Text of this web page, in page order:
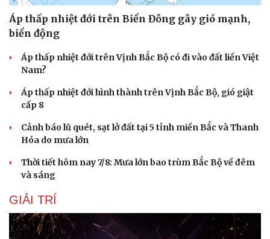
Áp thấp nhiệt đới trên Biển Đông gây gió mạnh,
biển động
Áp thấp nhiệt đới trên Vịnh Bắc Bộ có đi vào đất liền Việt
Nam?
Áp thấp nhiệt đới hình thành trên Vịnh Bắc Bộ, gió giật
cấp 8
Cảnh báo lũ quét, sạt lở đất tại 5 tỉnh miền Bắc và Thanh
Hóa do mưa lớn
Thời tiết hôm nay 7/8: Mưa lớn bao trùm Bắc Bộ về đêm
và sáng
GIẢI TRÍ